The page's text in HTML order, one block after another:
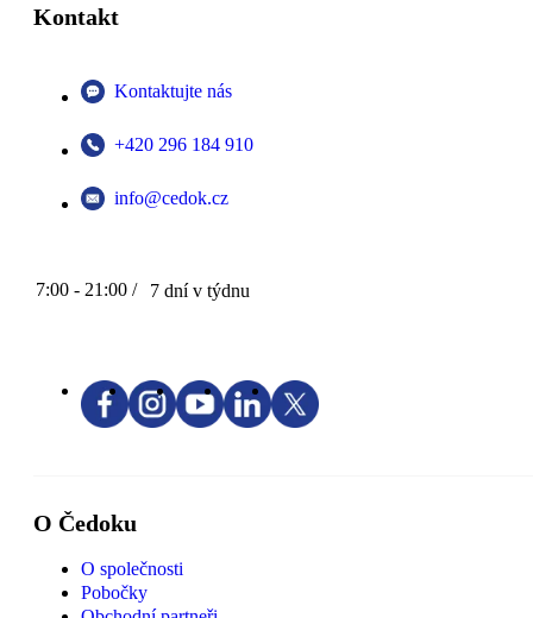
Kontakt
Kontaktujte nás
+420 296 184 910
info@cedok.cz
7:00 - 21:00 / 7 dní v týdnu
O Čedoku
O společnosti
Pobočky